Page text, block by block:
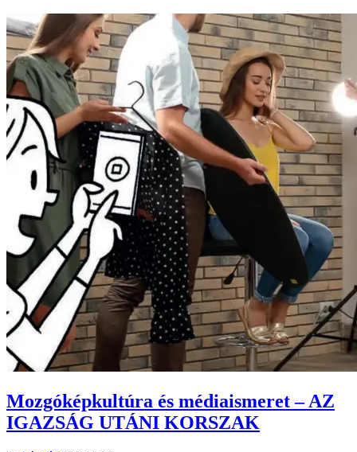
Mozgóképkultúra és médiaismeret – AZ
IGAZSÁG UTÁNI KORSZAK